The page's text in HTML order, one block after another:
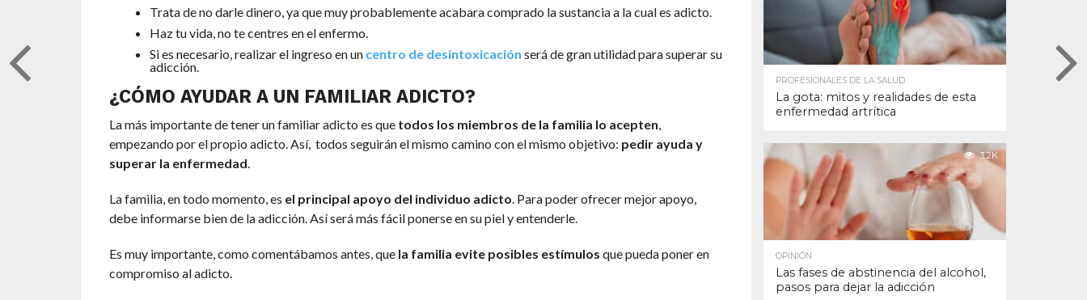
Trata de no darle dinero, ya que muy probablemente acabara comprado la sustancia a la cual es adicto.
Haz tu vida, no te centres en el enfermo.
Si es necesario, realizar el ingreso en un centro de desintoxicación será de gran utilidad para superar su
adicción.
¿CÓMO AYUDAR A UN FAMILIAR ADICTO?
La más importante de tener un familiar adicto es que todos los miembros de la familia lo acepten,
empezando por el propio adicto. Así, todos seguirán el mismo camino con el mismo objetivo: pedir ayuda y
superar la enfermedad.
La familia, en todo momento, es el principal apoyo del individuo adicto. Para poder ofrecer mejor apoyo,
debe informarse bien de la adicción. Así será más fácil ponerse en su piel y entenderle.
Es muy importante, como comentábamos antes, que la familia evite posibles estímulos que pueda poner en
compromiso al adicto.
PROFESIONALES DE LA SALUD
La gota: mitos y realidades de esta
enfermedad artrítica
3.2K
OPINIÓN
Las fases de abstinencia del alcohol,
pasos para dejar la adicción